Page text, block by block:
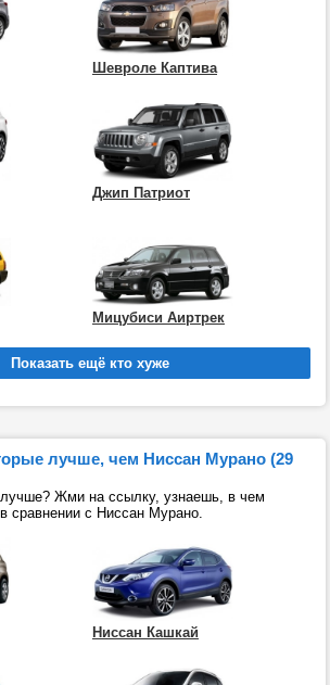
Шевроле Каптива
Джип Патриот
Мицубиси Аиртрек
лучше, чем Ниссан Мурано (29
Жми на ссылку, узнаешь, в чем
сравнении с Ниссан Мурано.
Ниссан Кашкай